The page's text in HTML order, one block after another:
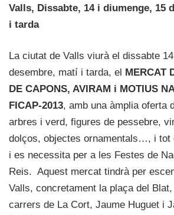
Valls, Dissabte, 14 i diumenge, 15
i tarda
La ciutat de Valls viurà el dissabte
desembre, matí i tarda, el
MERCAT
DE CAPONS, AVIRAM i MOTIUS
FICAP-2013, amb una àmplia oferta
arbres i verd, figures de pessebre,
dolços, objectes ornamentals…, i tot
i es necessita per a les Festes de
Reis. Aquest mercat tindrà per
Valls, concretament la plaça del
carrers de La Cort, Jaume Huguet i